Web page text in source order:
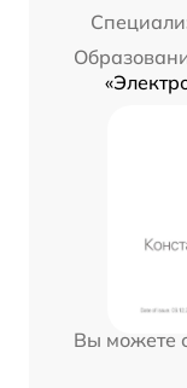
Вы можете